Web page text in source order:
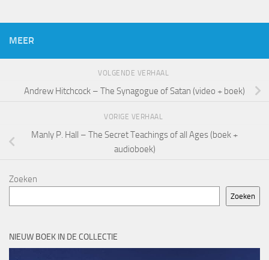
MEER
VOLGENDE VERHAAL
Andrew Hitchcock – The Synagogue of Satan (video + boek)
VORIGE VERHAAL
Manly P. Hall – The Secret Teachings of all Ages (boek +
audioboek)
Zoeken
Zoeken
NIEUW BOEK IN DE COLLECTIE